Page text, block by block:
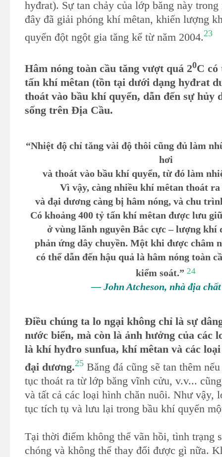
hyđrat). Sự tan chảy của lớp băng này trong
đây đã giải phóng khí mêtan, khiến lượng
quyển đột ngột gia tăng kể từ năm 2004.23
Hâm nóng toàn cầu tăng vượt quá 20C có
tấn khí mêtan (tồn tại dưới dạng hyđrat
thoát vào bầu khí quyển, dẫn đến sự hủy
sống trên Địa Cầu.
“Nhiệt độ chỉ tăng vài độ thôi cũng đủ làm
hơi
và thoát vào bầu khí quyển, từ đó làm
Vì vậy, càng nhiều khí mêtan thoát
và đại dương càng bị hâm nóng, và chu
Có khoảng 400 tỷ tấn khí mêtan được lưu
ở vùng lãnh nguyên Bắc cực – lượng khí
phản ứng dây chuyền. Một khi được châm
có thể dẫn đến hậu quả là hâm nóng toàn
kiểm soát.” 24
— John Atcheson, nhà địa
Điều chúng ta lo ngại không chỉ là sự
nước biển, mà còn là ảnh hưởng của các
là khí hyđro sunfua, khí mêtan và các
đại dương.25Băng đá cũng sẽ tan thêm
tục thoát ra từ lớp băng vĩnh cửu, v.v...
và tất cả các loại hình chăn nuôi. Như vậy,
tục tích tụ và lưu lại trong bầu khí quyển
Tại thời điểm không thể vãn hồi, tình trạng
chóng và không thể thay đổi được gì nữa.